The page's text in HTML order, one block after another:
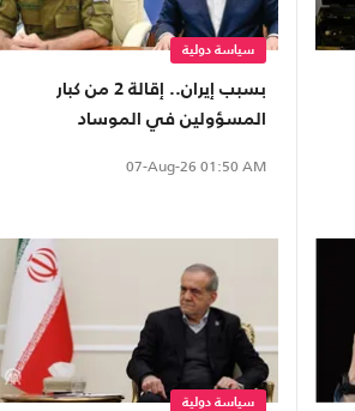
سياسة دولية
بسبب إيران.. إقالة 2 من كبار
المسؤولين في الموساد
07-Aug-26 01:50 AM
سياسة دولية